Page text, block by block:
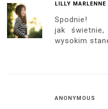
LILLY MARLENNE
Spodnie!
jak
wysokim
ANONYMOUS